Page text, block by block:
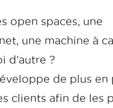
open spaces, une
une machine à
d’autre ?
de plus en
clients afin de les